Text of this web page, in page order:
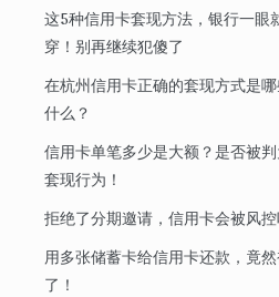
这5种信用卡套现方法，银行一眼
穿！别再继续犯傻了
在杭州信用卡正确的套现方式是
什么？
信用卡单笔多少是大额？是否被
套现行为！
拒绝了分期邀请，信用卡会被风控
用多张储蓄卡给信用卡还款，竟
了！